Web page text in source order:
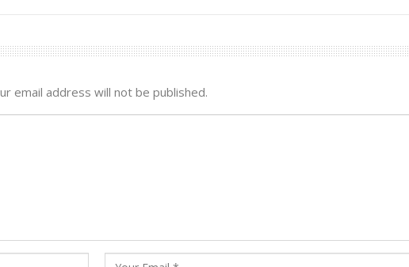
email address will not be published.